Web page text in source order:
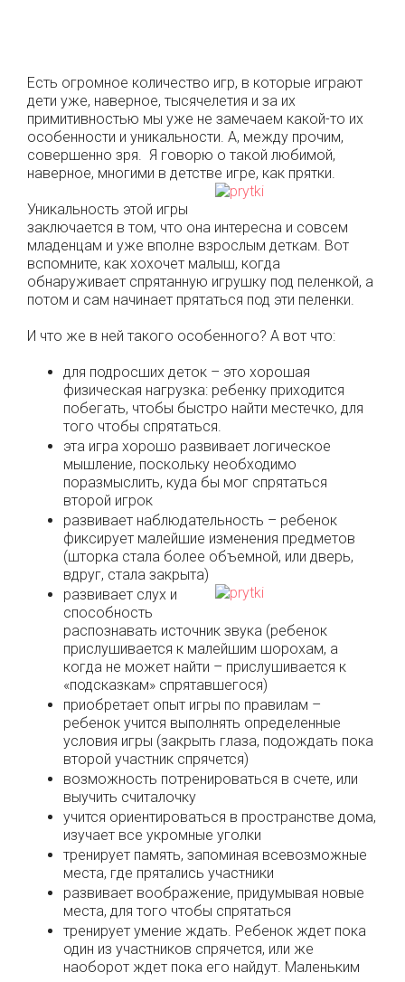
Есть огромное количество игр, в которые играют
дети уже, наверное, тысячелетия и за их
примитивностью мы уже не замечаем какой-то их
особенности и уникальности. А, между прочим,
совершенно зря. Я говорю о такой любимой,
наверное, многими в детстве игре, как прятки.
Уникальность этой игры
заключается в том, что она интересна и совсем
младенцам и уже вполне взрослым деткам. Вот
вспомните, как хохочет малыш, когда
обнаруживает спрятанную игрушку под пеленкой, а
потом и сам начинает прятаться под эти пеленки.
И что же в ней такого особенного? А вот что:
для подросших деток – это хорошая
физическая нагрузка: ребенку приходится
побегать, чтобы быстро найти местечко, для
того чтобы спрятаться.
эта игра хорошо развивает логическое
мышление, поскольку необходимо
поразмыслить, куда бы мог спрятаться
второй игрок
развивает наблюдательность – ребенок
фиксирует малейшие изменения предметов
(шторка стала более объемной, или дверь,
вдруг, стала закрыта)
развивает слух и
способность
распознавать источник звука (ребенок
прислушивается к малейшим шорохам, а
когда не может найти – прислушивается к
«подсказкам» спрятавшегося)
приобретает опыт игры по правилам –
ребенок учится выполнять определенные
условия игры (закрыть глаза, подождать пока
второй участник спрячется)
возможность потренироваться в счете, или
выучить считалочку
учится ориентироваться в пространстве дома,
изучает все укромные уголки
тренирует память, запоминая всевозможные
места, где прятались участники
развивает воображение, придумывая новые
места, для того чтобы спрятаться
тренирует умение ждать. Ребенок ждет пока
один из участников спрячется, или же
наоборот ждет пока его найдут. Маленьким